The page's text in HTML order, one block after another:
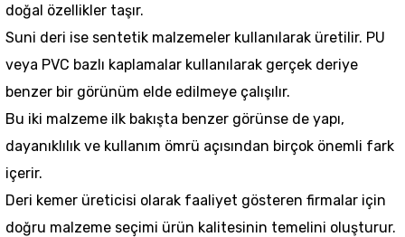
doğal özellikler taşır.
Suni deri ise sentetik malzemeler kullanılarak üretilir. PU
veya PVC bazlı kaplamalar kullanılarak gerçek deriye
benzer bir görünüm elde edilmeye çalışılır.
Bu iki malzeme ilk bakışta benzer görünse de yapı,
dayanıklılık ve kullanım ömrü açısından birçok önemli fark
içerir.
Deri kemer üreticisi olarak faaliyet gösteren firmalar için
doğru malzeme seçimi ürün kalitesinin temelini oluşturur.